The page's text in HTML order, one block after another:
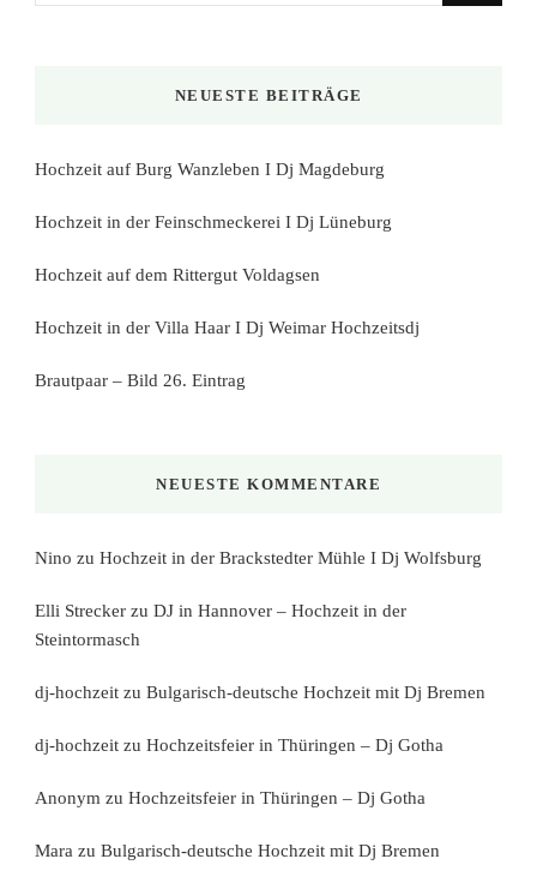
NEUESTE BEITRÄGE
Hochzeit auf Burg Wanzleben I Dj Magdeburg
Hochzeit in der Feinschmeckerei I Dj Lüneburg
Hochzeit auf dem Rittergut Voldagsen
Hochzeit in der Villa Haar I Dj Weimar Hochzeitsdj
Brautpaar – Bild 26. Eintrag
NEUESTE KOMMENTARE
Nino zu Hochzeit in der Brackstedter Mühle I Dj Wolfsburg
Elli Strecker zu DJ in Hannover – Hochzeit in der
Steintormasch
dj-hochzeit zu Bulgarisch-deutsche Hochzeit mit Dj Bremen
dj-hochzeit zu Hochzeitsfeier in Thüringen – Dj Gotha
Anonym zu Hochzeitsfeier in Thüringen – Dj Gotha
Mara zu Bulgarisch-deutsche Hochzeit mit Dj Bremen